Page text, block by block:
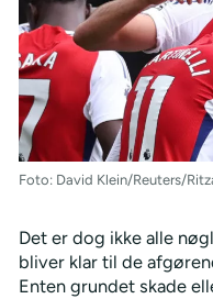
Foto: David Klein/Reuters/
Det er dog ikke alle
bliver klar til de
Enten grundet skade